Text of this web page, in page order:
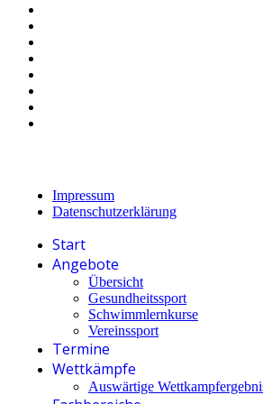
Impressum
Datenschutzerklärung
Start
Angebote
Übersicht
Gesundheitssport
Schwimmlernkurse
Vereinssport
Termine
Wettkämpfe
Auswärtige